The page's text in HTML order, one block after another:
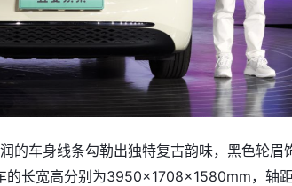
的车身线条勾勒出独特复古韵味，黑色轮眉
的长宽高分别为3950×1708×1580mm，轴